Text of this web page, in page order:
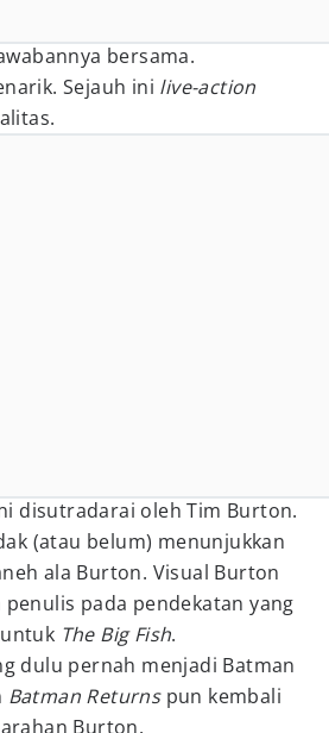
bersama.
Sejauh ini live-action
disutradarai oleh Tim Burton.
(atau belum) menunjukkan
ala Burton. Visual Burton
pada pendekatan yang
The Big Fish.
dulu pernah menjadi Batman
Batman Returns pun kembali
Burton.